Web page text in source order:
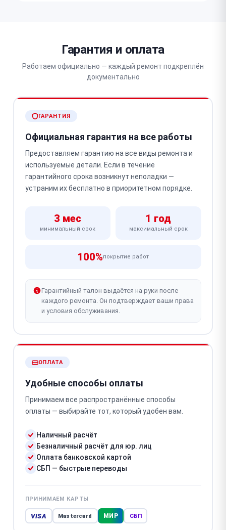
Гарантия и оплата
Работаем официально — каждый ремонт подкреплён
документально
ГАРАНТИЯ
Официальная гарантия на все работы
Предоставляем гарантию на все виды ремонта и
используемые детали. Если в течение
гарантийного срока возникнут неполадки —
устраним их бесплатно в приоритетном порядке.
3 мес
минимальный срок
1 год
максимальный срок
100%покрытие работ
Гарантийный талон выдаётся на руки после
каждого ремонта. Он подтверждает ваши права
и условия обслуживания.
ОПЛАТА
Удобные способы оплаты
Принимаем все распространённые способы
оплаты — выбирайте тот, который удобен вам.
Наличный расчёт
Безналичный расчёт для юр. лиц
Оплата банковской картой
СБП — быстрые переводы
ПРИНИМАЕМ КАРТЫ
VISA Mastercard МИР СБП